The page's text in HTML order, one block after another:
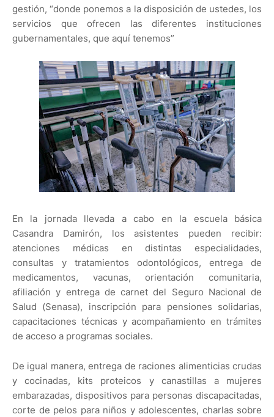
gestión, “donde ponemos a la disposición de ustedes, los
servicios que ofrecen las diferentes instituciones
gubernamentales, que aquí tenemos”
En la jornada llevada a cabo en la escuela básica
Casandra Damirón, los asistentes pueden recibir:
atenciones médicas en distintas especialidades,
consultas y tratamientos odontológicos, entrega de
medicamentos, vacunas, orientación comunitaria,
afiliación y entrega de carnet del Seguro Nacional de
Salud (Senasa), inscripción para pensiones solidarias,
capacitaciones técnicas y acompañamiento en trámites
de acceso a programas sociales.
De igual manera, entrega de raciones alimenticias crudas
y cocinadas, kits proteicos y canastillas a mujeres
embarazadas, dispositivos para personas discapacitadas,
corte de pelos para niños y adolescentes, charlas sobre